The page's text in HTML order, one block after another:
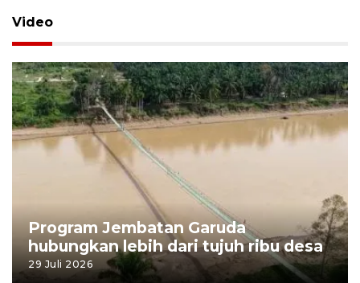
Video
Program Jembatan Garuda
hubungkan lebih dari tujuh ribu desa
29 Juli 2026